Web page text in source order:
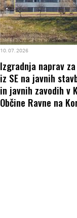
10. 07. 2026
Izgradnja naprav
iz SE na javnih
in javnih zavodih v
Občine Ravne na